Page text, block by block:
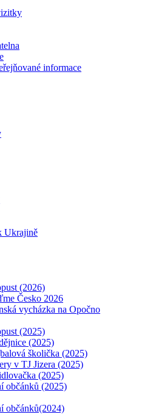
informace
Ukrajině
(2026)
Česko 2026
vycházka na Opočno
(2025)
(2025)
školička (2025)
v TJ Jizera (2025)
(2025)
občánků (2025)
občánků(2024)